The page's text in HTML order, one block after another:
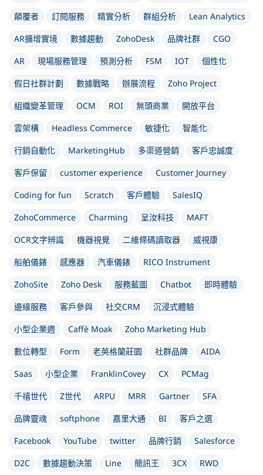
顛覆者
訂閱服務 精實分析 群組分析
Lean Analytics
AR擴增實境
數據趨動 ZohoDesk 品牌社群
CGO
AR
現場服務管理 預測分析 FSM IOT
個性化
假日社群計劃
數據戰略 辦展流程
Zoho Project
組織變革管理
OCM ROI 無頭商業
開放平台
雲架構
Headless Commerce 敏捷化
智能化
行銷自動化
MarketingHub 多渠道營銷
客戶忠誠度
客戶保留
customer experience
Customer Journey
Coding for fun
Scratch 客戶體驗
SalesIQ
ZohoCommerce
Charming 呈汝科技
MAFT
OCR文字辨識
機器視覺 二維條碼讀取器
威視康
船舶儀錶
感應器 汽車儀錶
RICO Instrument
ZohoSite
Zoho Desk 服務藍圖 Chatbot
即時體驗
邊緣服務
客戶參與 社交CRM
沉浸式體驗
小型企業週
Caffè Moak
Zoho Marketing Hub
數位轉型
Form 老英格蘭莊園 社群品牌
AIDA
Saas
小型企業 FranklinCovey CX
PCMag
千禧世代
Z世代 ARPU MRR Gartner
SFA
品牌靈魂
softphone 嘉里大通 BI
客戶之選
Facebook
YouTube twitter 品牌行銷
Salesforce
D2C
數據趨動決策 Line 簡訊王 3CX
RWD